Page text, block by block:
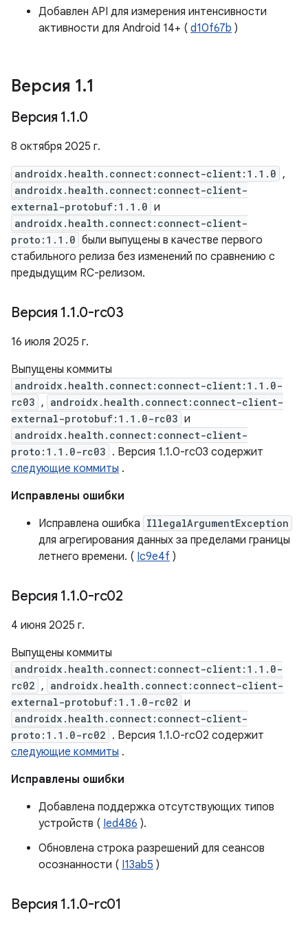
Добавлен API для измерения интенсивности
активности для Android 14+ ( d10f67b )
Версия 1.1
Версия 1.1.0
8 октября 2025 г.
androidx.health.connect:connect-client:1.1.0 ,
androidx.health.connect:connect-client-
external-protobuf:1.1.0 и
androidx.health.connect:connect-client-
proto:1.1.0 были выпущены в качестве первого
стабильного релиза без изменений по сравнению с
предыдущим RC-релизом.
Версия 1.1.0-rc03
16 июля 2025 г.
Выпущены коммиты
androidx.health.connect:connect-client:1.1.0-
rc03 , androidx.health.connect:connect-client-
external-protobuf:1.1.0-rc03 и
androidx.health.connect:connect-client-
proto:1.1.0-rc03 . Версия 1.1.0-rc03 содержит
следующие коммиты .
Исправлены ошибки
Исправлена ​​ошибка IllegalArgumentException
для агрегирования данных за пределами границы
летнего времени. ( Ic9e4f )
Версия 1.1.0-rc02
4 июня 2025 г.
Выпущены коммиты
androidx.health.connect:connect-client:1.1.0-
rc02 , androidx.health.connect:connect-client-
external-protobuf:1.1.0-rc02 и
androidx.health.connect:connect-client-
proto:1.1.0-rc02 . Версия 1.1.0-rc02 содержит
следующие коммиты .
Исправлены ошибки
Добавлена ​​поддержка отсутствующих типов
устройств ( Ied486 ).
Обновлена ​​строка разрешений для сеансов
осознанности ( I13ab5 )
Версия 1.1.0-rc01